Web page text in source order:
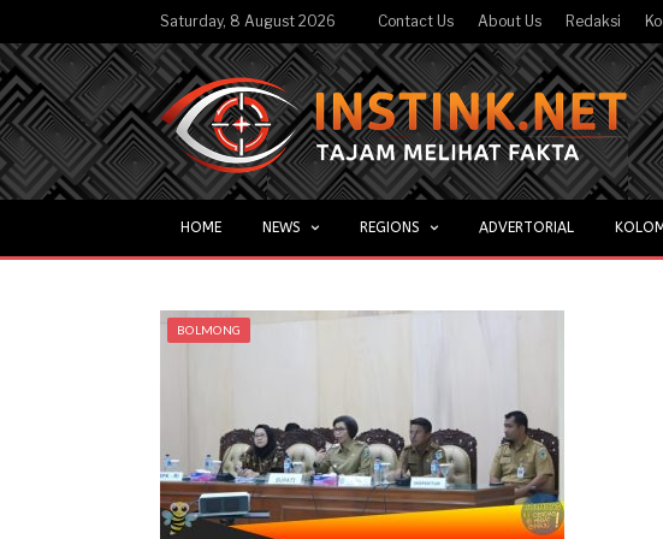
Saturday, 8 August 2026 Contact Us About Us Redaksi
HOME NEWS REGIONS ADVERTORIAL KOLOM
BOLMONG